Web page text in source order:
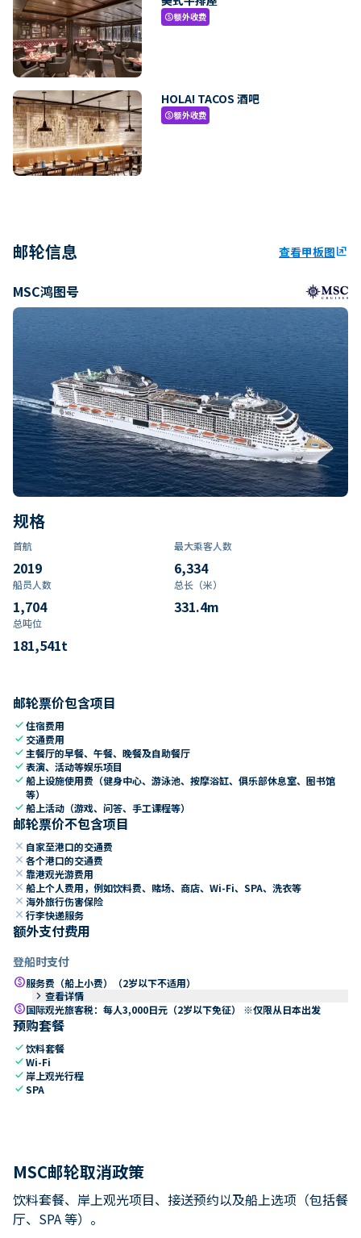
paid额外收费
HOLA! TACOS 酒吧
paid额外收费
邮轮信息 查看甲板图ungroup
MSC鸿图号
规格
首航
2019
最大乘客人数
6,334
船员人数
1,704
总长（米）
331.4m
总吨位
181,541t
邮轮票价包含项目
check住宿费用
check 交通费用
check 主餐厅的早餐、午餐、晚餐及自助餐厅
check表演、活动等娱乐项目
check船上设施使用费（健身中心、游泳池、按摩浴缸、俱乐部休息室、图书馆
等）
check船上活动（游戏、问答、手工课程等）
邮轮票价不包含项目
close 自家至港口的交通费
close 各个港口的交通费
close 靠港观光游费用
close 船上个人费用，例如饮料费、赌场、商店、Wi-Fi、SPA、洗衣等
close 海外旅行伤害保险
close 行李快递服务
额外支付费用
登船时支付
paid服务费（船上小费）（2岁以下不适用）
keyboard_arrow_right 查看详情
paid国际观光旅客税：每人3,000日元（2岁以下免征） ※仅限从日本出发
预购套餐
check饮料套餐
checkWi-Fi
check 岸上观光行程
checkSPA
MSC邮轮取消政策
饮料套餐、岸上观光项目、接送预约以及船上选项（包括餐
厅、SPA 等）。